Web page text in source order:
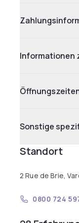
Informationen
Sonstige
Standort
2 Rue de Brie,
0800 724